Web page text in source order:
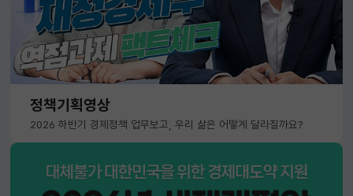
정책기획영상
2026 하반기 경제정책 업무보고, 우리 삶은 어떻게 달라질까요?